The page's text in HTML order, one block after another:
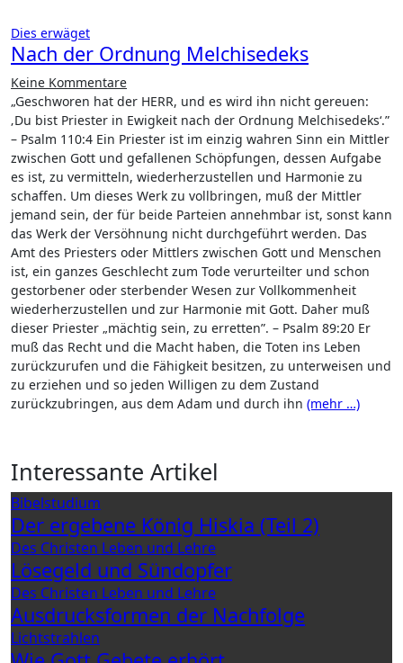
Dies erwäget
Nach der Ordnung Melchisedeks
Keine Kommentare
„Geschworen hat der HERR, und es wird ihn nicht gereuen:
‚Du bist Priester in Ewigkeit nach der Ordnung Melchisedeks‘.”
– Psalm 110:4 Ein Priester ist im einzig wahren Sinn ein Mittler
zwischen Gott und gefallenen Schöpfungen, dessen Aufgabe
es ist, zu vermitteln, wiederherzustellen und Harmonie zu
schaffen. Um dieses Werk zu vollbringen, muß der Mittler
jemand sein, der für beide Parteien annehmbar ist, sonst kann
das Werk der Versöhnung nicht durchgeführt werden. Das
Amt des Priesters oder Mittlers zwischen Gott und Menschen
ist, ein ganzes Geschlecht zum Tode verurteilter und schon
gestorbener oder sterbender Wesen zur Vollkommenheit
wiederherzustellen und zur Harmonie mit Gott. Daher muß
dieser Priester „mächtig sein, zu erretten”. – Psalm 89:20 Er
muß das Recht und die Macht haben, die Toten ins Leben
zurückzurufen und die Fähigkeit besitzen, zu unterweisen und
zu erziehen und so jeden Willigen zu dem Zustand
zurückzubringen, aus dem Adam und durch ihn (mehr …)
Interessante Artikel
Bibelstudium
Der ergebene König Hiskia (Teil 2)
Des Christen Leben und Lehre
Lösegeld und Sündopfer
Des Christen Leben und Lehre
Ausdrucksformen der Nachfolge
Lichtstrahlen